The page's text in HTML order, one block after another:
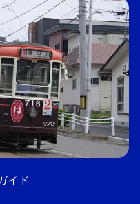
イド